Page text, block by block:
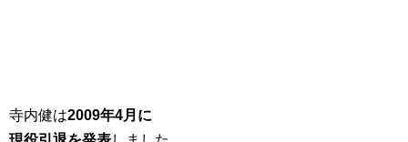
寺内健は2009年4月に